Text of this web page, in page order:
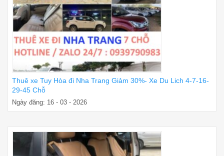
Thuê xe Tuy Hòa đi Nha Trang Giảm 30%- Xe Du Lich 4-7-16-
29-45 Chỗ
Ngày đăng: 16 - 03 - 2026